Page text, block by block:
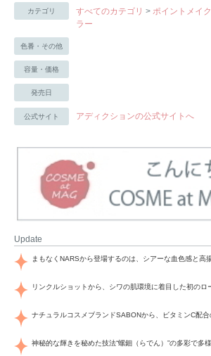
カテゴリ すべてのカテゴリ > ポイントメイク
ラー
色番・その他
容量・価格
発売日
公式サイト アディクションの公式サイトへ
Update